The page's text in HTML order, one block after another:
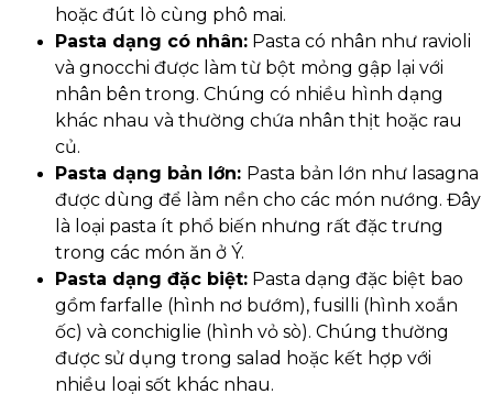
hoặc đút lò cùng phô mai.
Pasta dạng có nhân: Pasta có nhân như ravioli
và gnocchi được làm từ bột mỏng gập lại với
nhân bên trong. Chúng có nhiều hình dạng
khác nhau và thường chứa nhân thịt hoặc rau
củ.
Pasta dạng bản lớn: Pasta bản lớn như lasagna
được dùng để làm nền cho các món nướng. Đây
là loại pasta ít phổ biến nhưng rất đặc trưng
trong các món ăn ở Ý.
Pasta dạng đặc biệt: Pasta dạng đặc biệt bao
gồm farfalle (hình nơ bướm), fusilli (hình xoắn
ốc) và conchiglie (hình vỏ sò). Chúng thường
được sử dụng trong salad hoặc kết hợp với
nhiều loại sốt khác nhau.